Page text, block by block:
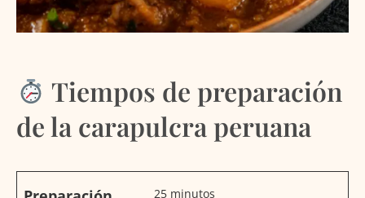
Tiempos de preparación
de la carapulcra peruana
25 minutos